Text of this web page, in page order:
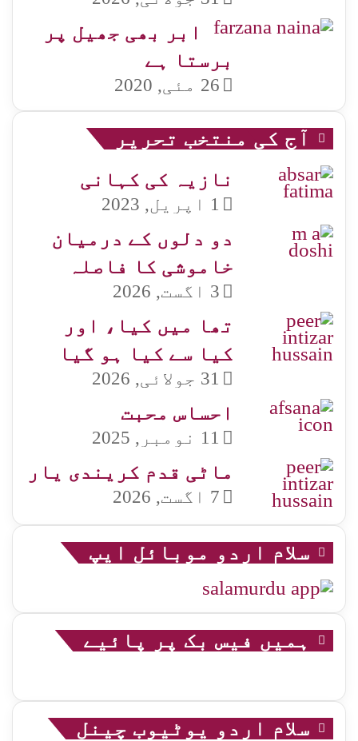
ابر بھی جھیل پر
برستا ہے
26 مئی, 2020
آج کی منتخب تحریر
نازیہ کی کہانی
1 اپریل, 2023
دو دلوں کے درمیان
خاموشی کا فاصلہ
3 اگست, 2026
تھا میں کیا، اور
کیا سے کیا ہو گیا
31 جولائی, 2026
احساس محبت
11 نومبر, 2025
ماٹی قدم کریندی یار
7 اگست, 2026
سلام اردو موبائل ایپ
ہمیں فیس بک پر پائیے
سلام اردو یوٹیوب چینل